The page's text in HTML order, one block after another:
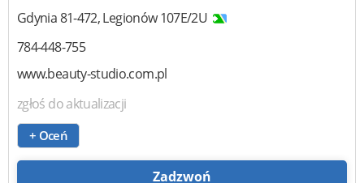
Gdynia81-472,Legionów 107E/2U
784-448-755
www.beauty-studio.com.pl
zgłoś do aktualizacji
+ Oceń
Zadzwoń